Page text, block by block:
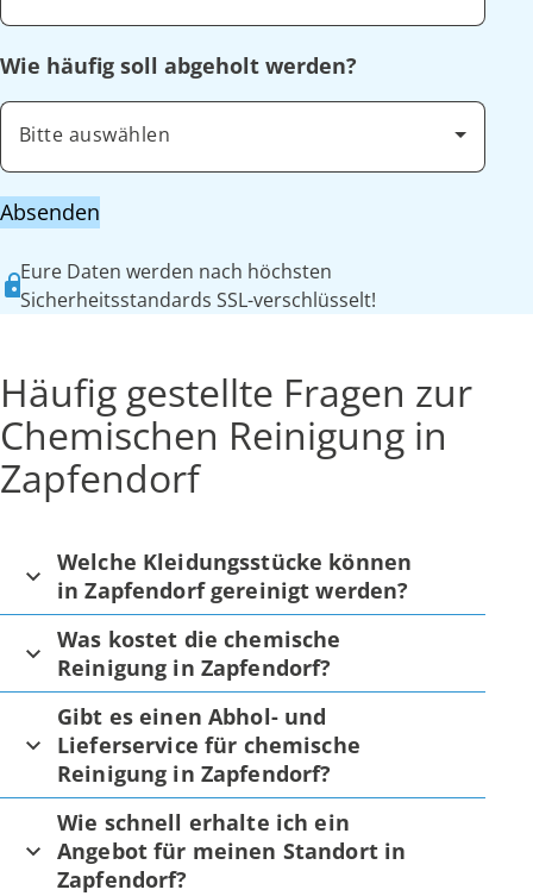
Wie häufig soll abgeholt werden?
Bitte auswählen
Absenden
Eure Daten werden nach höchsten
Sicherheitsstandards SSL-verschlüsselt!
Häufig gestellte Fragen zur
Chemischen Reinigung in
Zapfendorf
Welche Kleidungsstücke können
in Zapfendorf gereinigt werden?
Was kostet die chemische
Reinigung in Zapfendorf?
Gibt es einen Abhol- und
Lieferservice für chemische
Reinigung in Zapfendorf?
Wie schnell erhalte ich ein
Angebot für meinen Standort in
Zapfendorf?